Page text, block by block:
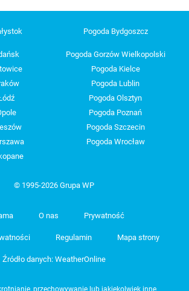
Pogoda Bydgoszcz
Pogoda Gorzów Wielkopolski
Pogoda Kielce
Pogoda Lublin
Pogoda Olsztyn
Pogoda Poznań
Pogoda Szczecin
Pogoda Wrocław
© 1995-2026 Grupa WP
O nas Prywatność
Regulamin Mapa strony
Źródło danych: WeatherOnline
przechowywanie lub jakiekolwiek inne